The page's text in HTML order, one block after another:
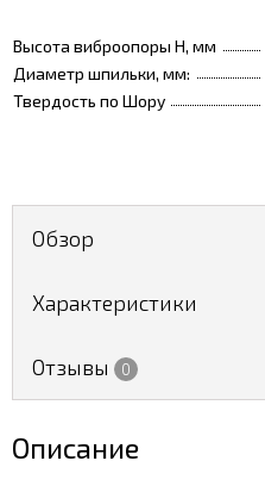
Высота виброопоры H, мм
Диаметр шпильки, мм:
Твердость по Шору
Обзор
Характеристики
Отзывы 0
Описание